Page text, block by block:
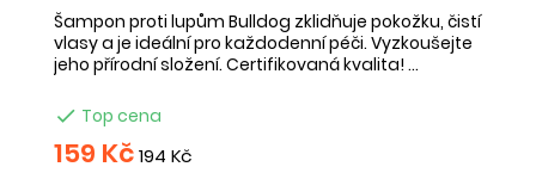
Šampon proti lupům Bulldog zklidňuje pokožku, čistí
vlasy a je ideální pro každodenní péči. Vyzkoušejte
jeho přírodní složení. Certifikovaná kvalita! ...
 Top cena
159 Kč194 Kč